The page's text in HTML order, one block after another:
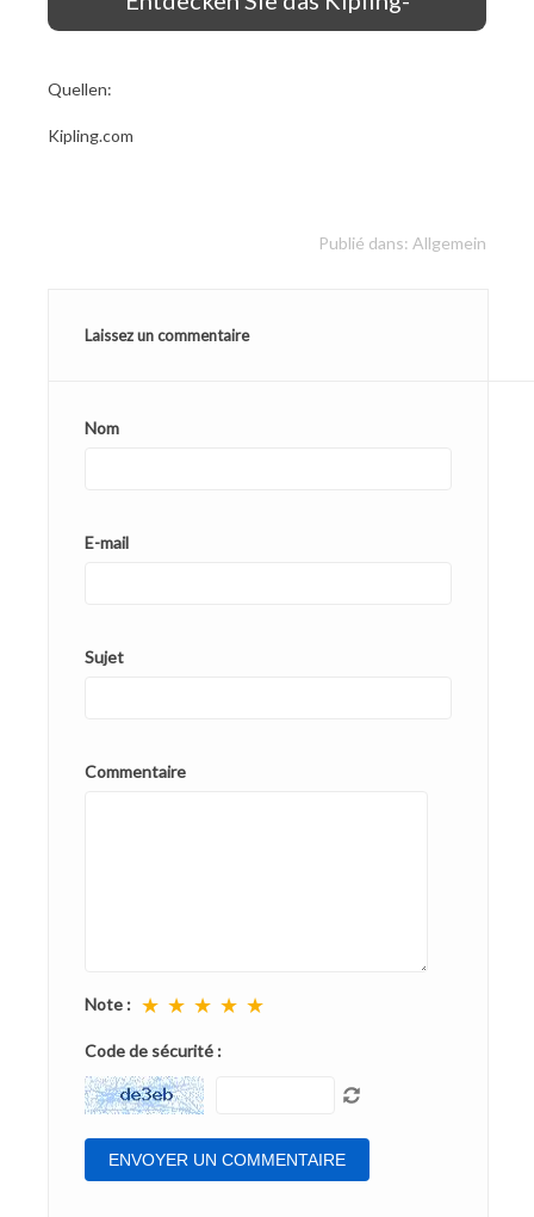
Quellen:
Kipling.com
Publié dans: Allgemein
Laissez un commentaire
Nom
E-mail
Sujet
Commentaire
Note : ★ ★ ★ ★ ★
Code de sécurité :